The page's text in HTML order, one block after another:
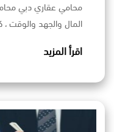
محامي عقاري دبي
المال والجهد والوقت ،
اقرأ المزيد